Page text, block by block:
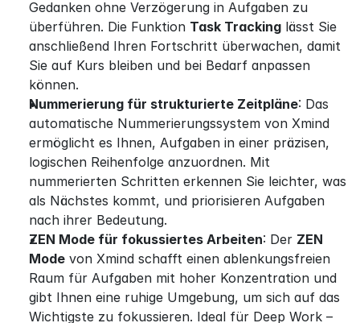
Gedanken ohne Verzögerung in Aufgaben zu
überführen. Die Funktion Task Tracking lässt Sie
anschließend Ihren Fortschritt überwachen, damit
Sie auf Kurs bleiben und bei Bedarf anpassen
können.
Nummerierung für strukturierte Zeitpläne: Das
automatische Nummerierungssystem von Xmind
ermöglicht es Ihnen, Aufgaben in einer präzisen,
logischen Reihenfolge anzuordnen. Mit
nummerierten Schritten erkennen Sie leichter, was
als Nächstes kommt, und priorisieren Aufgaben
nach ihrer Bedeutung.
ZEN Mode für fokussiertes Arbeiten: Der ZEN
Mode von Xmind schafft einen ablenkungsfreien
Raum für Aufgaben mit hoher Konzentration und
gibt Ihnen eine ruhige Umgebung, um sich auf das
Wichtigste zu fokussieren. Ideal für Deep Work –